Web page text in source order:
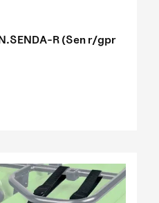
R (Sen r/gpr